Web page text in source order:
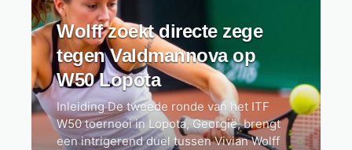
Wolff zoekt directe zege
tegen Valdmannova op
W50 Lopota
Inleiding De tweede ronde van het ITF
W50 toernooi in Lopota, Georgië, brengt
een intrigerend duel tussen Vivian Wolff